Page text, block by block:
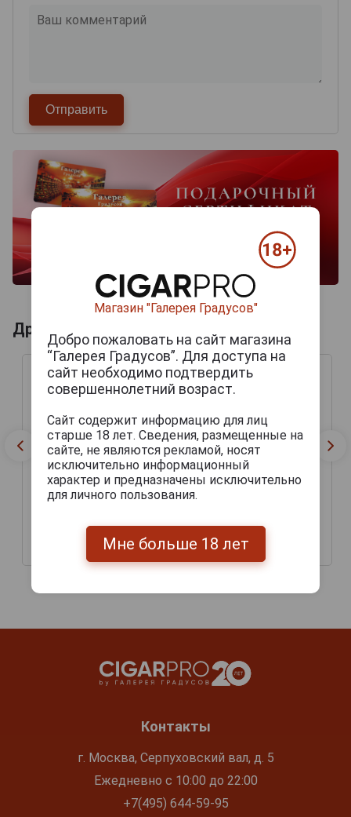
Другие продукты бренда MACAU
Эль 0.33л
207 руб.
Макао Эль Банка 0.33л
169 руб.
Контакты
г. Москва, Серпуховский вал, д. 5
Ежедневно с 10:00 до 22:00
+7(495) 644-59-95
Магазин "Галерея Градусов"
Добро пожаловать на сайт магазина
“Галерея Градусов”. Для доступа на
сайт необходимо подтвердить
совершеннолетний возраст.
Сайт содержит информацию для лиц
старше 18 лет. Сведения, размещенные на
сайте, не являются рекламой, носят
исключительно информационный
характер и предназначены исключительно
для личного пользования.
Мне больше 18 лет